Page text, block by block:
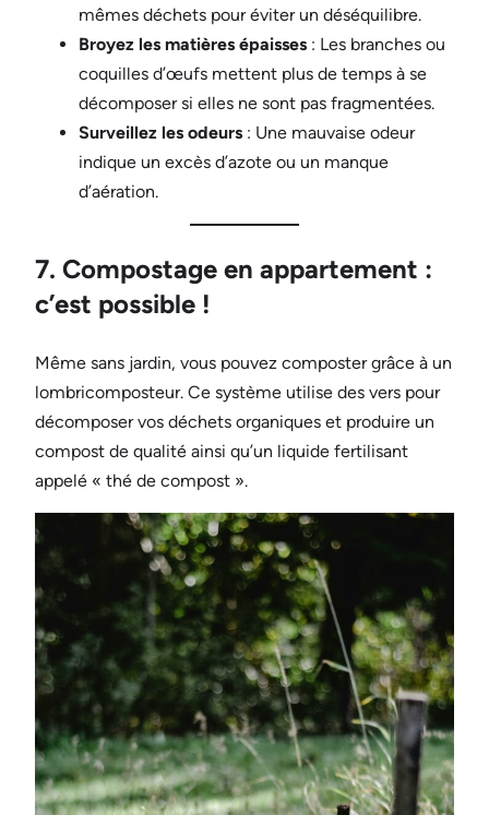
mêmes déchets pour éviter un déséquilibre.
Broyez les matières épaisses : Les branches ou
coquilles d’œufs mettent plus de temps à se
décomposer si elles ne sont pas fragmentées.
Surveillez les odeurs : Une mauvaise odeur
indique un excès d’azote ou un manque
d’aération.
7. Compostage en appartement :
c’est possible !
Même sans jardin, vous pouvez composter grâce à un
lombricomposteur. Ce système utilise des vers pour
décomposer vos déchets organiques et produire un
compost de qualité ainsi qu’un liquide fertilisant
appelé « thé de compost ».